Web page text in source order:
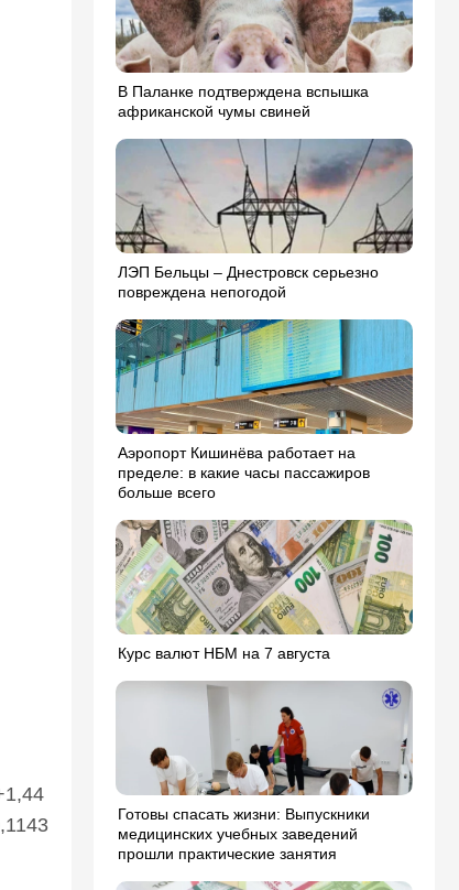
В Паланке подтверждена вспышка
африканской чумы свиней
ЛЭП Бельцы – Днестровск серьезно
повреждена непогодой
Аэропорт Кишинёва работает на
пределе: в какие часы пассажиров
больше всего
Курс валют НБМ на 7 августа
Готовы спасать жизни: Выпускники
медицинских учебных заведений
прошли практические занятия